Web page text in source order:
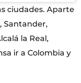
ciudades. Aparte
Santander,
la Real,
ir a Colombia y